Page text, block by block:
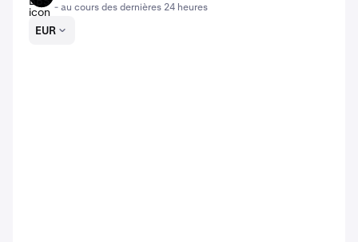
- au cours des dernières 24 heures
EUR